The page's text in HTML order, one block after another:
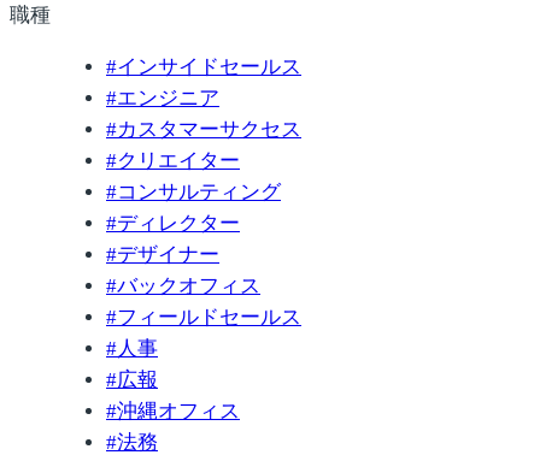
職種
#インサイドセールス
#エンジニア
#カスタマーサクセス
#クリエイター
#コンサルティング
#ディレクター
#デザイナー
#バックオフィス
#フィールドセールス
#人事
#広報
#沖縄オフィス
#法務